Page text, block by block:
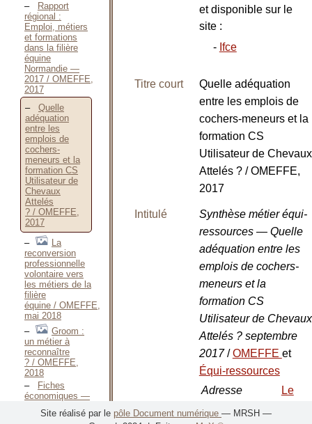
Rapport
régional :
Emploi, métiers
et formations
dans la filière
équine
Normandie —
2017 / OMEFFE,
2017
Quelle
adéquation
entre les
emplois de
cochers-
meneurs et la
formation CS
Utilisateur de
Chevaux
Attelés
? / OMEFFE,
2017
La
reconversion
professionnelle
volontaire vers
les métiers de la
filière
équine / OMEFFE,
mai 2018
Groom :
un métier à
reconnaître
? / OMEFFE,
2018
Fiches
économiques —
économique et
et disponible sur le
site :
- Ifce
Titre court
Quelle adéquation
entre les emplois de
cochers-meneurs et la
formation CS
Utilisateur de Chevaux
Attelés ? / OMEFFE,
2017
Intitulé
Synthèse métier équi-
ressources — Quelle
adéquation entre les
emplois de cochers-
meneurs et la
formation CS
Utilisateur de Chevaux
Attelés ? septembre
2017/OMEFFE et
Équi-ressources
Adresse
bibliographique
Le
Site réalisé par le pôle Document numérique — MRSH —